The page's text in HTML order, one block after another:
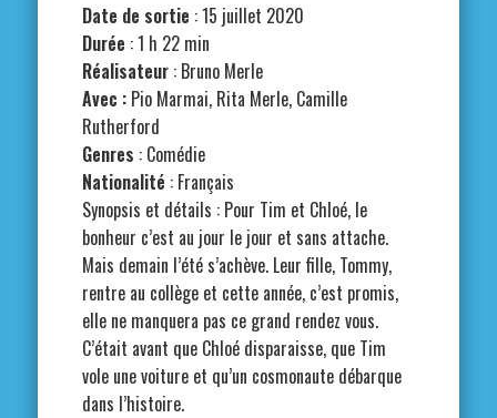
Date de sortie : 15 juillet 2020
Durée : 1 h 22 min
Réalisateur : Bruno Merle
Avec : Pio Marmai, Rita Merle, Camille
Rutherford
Genres : Comédie
Nationalité : Français
Synopsis et détails : Pour Tim et Chloé, le
bonheur c’est au jour le jour et sans attache.
Mais demain l’été s’achève. Leur fille, Tommy,
rentre au collège et cette année, c’est promis,
elle ne manquera pas ce grand rendez vous.
C’était avant que Chloé disparaisse, que Tim
vole une voiture et qu’un cosmonaute débarque
dans l’histoire.